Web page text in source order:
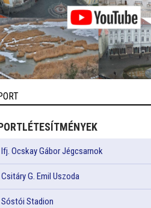
Ifj. Ocskay Gábor Jégcsarnok
Csitáry G. Emil Uszoda
Sóstói Stadion